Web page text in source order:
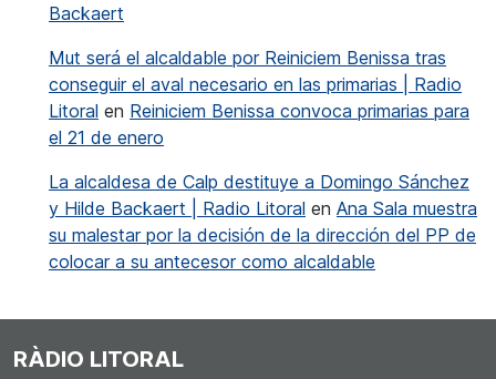
Backaert
Mut será el alcaldable por Reiniciem Benissa tras
conseguir el aval necesario en las primarias | Radio
Litoral en Reiniciem Benissa convoca primarias para
el 21 de enero
La alcaldesa de Calp destituye a Domingo Sánchez
y Hilde Backaert | Radio Litoral en Ana Sala muestra
su malestar por la decisión de la dirección del PP de
colocar a su antecesor como alcaldable
RÀDIO LITORAL